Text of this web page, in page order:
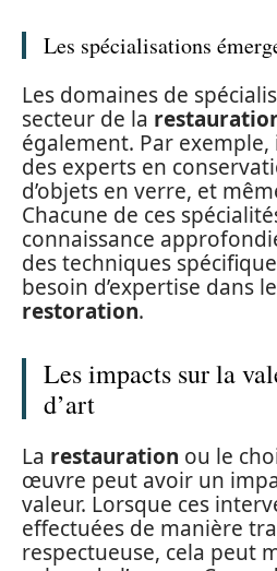
Les spécialisations
Les domaines de
secteur de la
également. Par
des experts en
d’objets en verre, et
Chacune de ces
connaissance
des techniques
besoin d’expertise dans
restoration.
Les impacts sur la
d’art
La restauration ou le
œuvre peut avoir un
valeur. Lorsque ces
effectuées de manière
respectueuse, cela peut